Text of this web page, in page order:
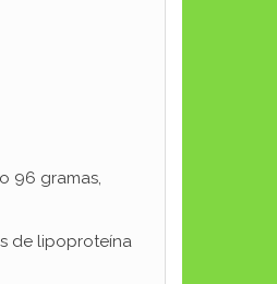
96 gramas,
de lipoproteína